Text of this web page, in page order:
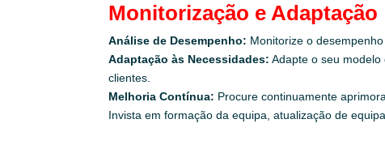
Monitorização e Adaptação
Análise de Desempenho: Monitorize o
Adaptação às Necessidades: Adapte o seu
clientes.
Melhoria Contínua: Procure continuamente
Invista em formação da equipa, atualização de